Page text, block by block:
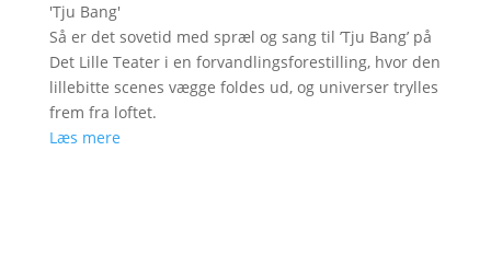
'Tju Bang'
Så er det sovetid med spræl og sang til ’Tju Bang’ på
Det Lille Teater i en forvandlingsforestilling, hvor den
lillebitte scenes vægge foldes ud, og universer trylles
frem fra loftet.
Læs mere